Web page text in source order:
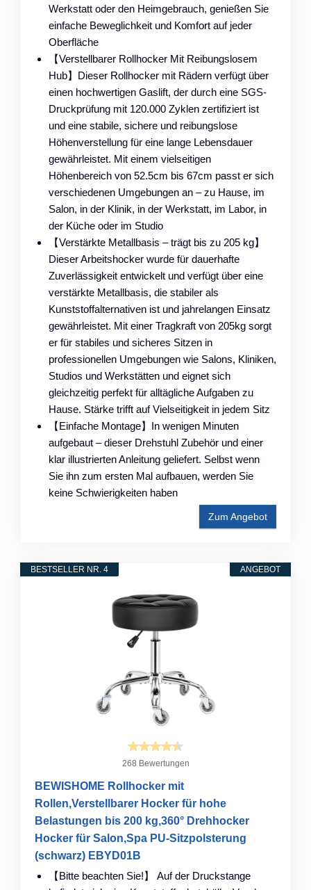
Werkstatt oder den Heimgebrauch, genießen Sie
einfache Beweglichkeit und Komfort auf jeder
Oberfläche
【Verstellbarer Rollhocker Mit Reibungslosem
Hub】Dieser Rollhocker mit Rädern verfügt über
einen hochwertigen Gaslift, der durch eine SGS-
Druckprüfung mit 120.000 Zyklen zertifiziert ist
und eine stabile, sichere und reibungslose
Höhenverstellung für eine lange Lebensdauer
gewährleistet. Mit einem vielseitigen
Höhenbereich von 52.5cm bis 67cm passt er sich
verschiedenen Umgebungen an – zu Hause, im
Salon, in der Klinik, in der Werkstatt, im Labor, in
der Küche oder im Studio
【Verstärkte Metallbasis – trägt bis zu 205 kg】
Dieser Arbeitshocker wurde für dauerhafte
Zuverlässigkeit entwickelt und verfügt über eine
verstärkte Metallbasis, die stabiler als
Kunststoffalternativen ist und jahrelangen Einsatz
gewährleistet. Mit einer Tragkraft von 205kg sorgt
er für stabiles und sicheres Sitzen in
professionellen Umgebungen wie Salons, Kliniken,
Studios und Werkstätten und eignet sich
gleichzeitig perfekt für alltägliche Aufgaben zu
Hause. Stärke trifft auf Vielseitigkeit in jedem Sitz
【Einfache Montage】In wenigen Minuten
aufgebaut – dieser Drehstuhl Zubehör und einer
klar illustrierten Anleitung geliefert. Selbst wenn
Sie ihn zum ersten Mal aufbauen, werden Sie
keine Schwierigkeiten haben
Zum Angebot
ANGEBOT
BESTSELLER NR. 4
268 Bewertungen
BEWISHOME Rollhocker mit
Rollen,Verstellbarer Hocker für hohe
Belastungen bis 200 kg,360° Drehhocker
Hocker für Salon,Spa PU-Sitzpolsterung
(schwarz) EBYD01B
【Bitte beachten Sie!】 Auf der Druckstange